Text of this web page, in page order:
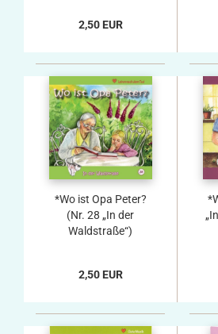
2,50 EUR
*Wo ist Opa Peter?
(Nr. 28 „In der
Waldstraße“)
2,50 EUR